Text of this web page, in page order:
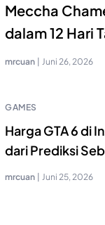
Meccha
dalam 12 Hari
mrcuan | Juni 26, 2026
GAMES
Harga GTA 6 di
dari Prediksi
mrcuan | Juni 25, 2026